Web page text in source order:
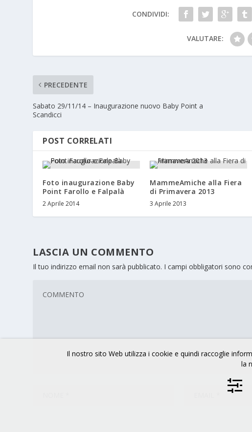
CONDIVIDI:
VALUTARE:
PRECEDENTE
Sabato 29/11/14 – Inaugurazione nuovo Baby Point a
Scandicci
POST CORRELATI
Foto inaugurazione Baby
Point Farollo e Falpalà
2 Aprile 2014
MammeAmiche alla Fiera
di Primavera 2013
3 Aprile 2013
LASCIA UN COMMENTO
Il tuo indirizzo email non sarà pubblicato. I campi obbligatori sono
Il nostro sito Web utilizza i cookie e quindi raccoglie
la